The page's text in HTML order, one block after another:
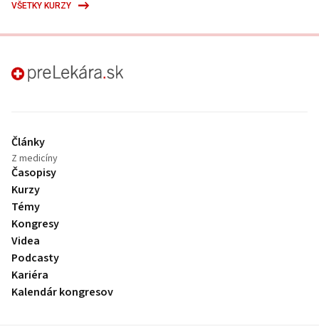
VŠETKY KURZY
preLekára.sk
Články
Z medicíny
Časopisy
Kurzy
Témy
Kongresy
Videa
Podcasty
Kariéra
Kalendár kongresov